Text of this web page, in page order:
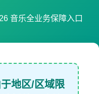
音乐全业务保障入口
地区/区域限